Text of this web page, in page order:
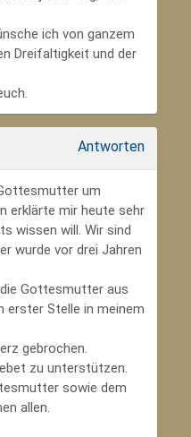
ich von ganzem
Dreifaltigkeit und der
Antworten
um
erklärte mir heute sehr
wissen will. Wir sind
wurde vor drei Jahren
Gottesmutter aus
erster Stelle in meinem
gebrochen.
zu unterstützen.
sowie dem
allen.